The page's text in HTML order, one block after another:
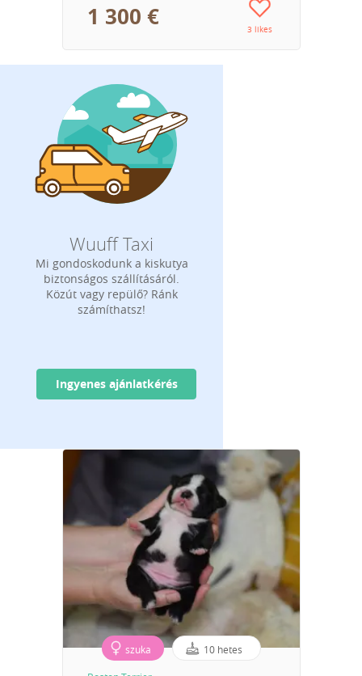
1 300 € 3 likes
Wuuff Taxi
Mi gondoskodunk a kiskutya
biztonságos szállításáról.
Közút vagy repülő? Ránk
számíthatsz!
Ingyenes ajánlatkérés
szuka 10 hetes